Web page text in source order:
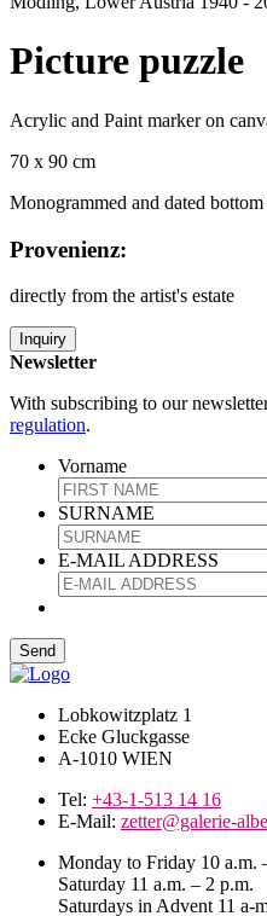
Picture puzzle
Acrylic and Paint marker on
70 x 90 cm
Monogrammed and dated
Provenienz:
directly from the artist's estate
Inquiry
Newsletter
With subscribing to our
regulation.
Vorname
SURNAME
E-MAIL ADDRESS
Lobkowitzplatz 1
Ecke Gluckgasse
A-1010 WIEN
Tel: +43-1-513 14 16
E-Mail: zetter@galerie-
Monday to Friday 10 a.m.
Saturday 11 a.m. – 2 p.m.
Saturdays in Advent 11 a-